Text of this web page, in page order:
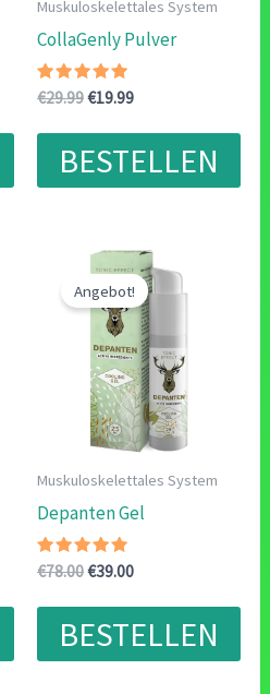
Muskuloskelettales System
CollaGenly Pulver
Bewertet
von 5
€29.99Ursprünglicher
war:
€29.99
€19.99Aktueller
ist:
€19.99.
BESTELLEN
Angebot!
Muskuloskelettales System
Depanten Gel
Bewertet
von 5
€78.00Ursprünglicher
war:
€78.00
€39.00Aktueller
ist:
€39.00.
BESTELLEN